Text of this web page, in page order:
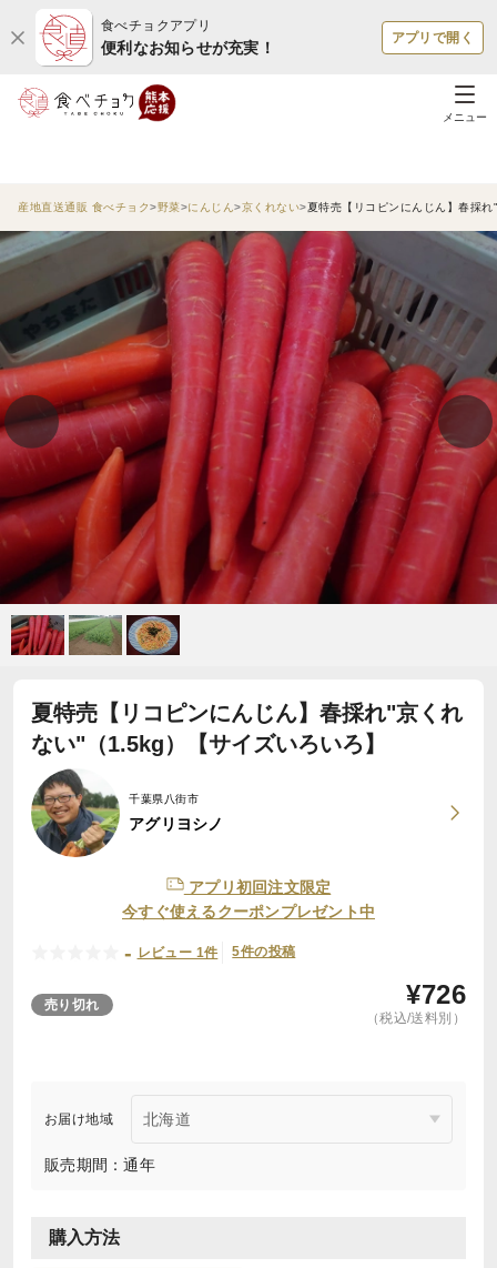
食べチョクアプリ
便利なお知らせが充実！
アプリで開く
メニュー
産地直送通販 食べチョク 野菜 にんじん 京くれない 夏特売【リコピンにんじん】春採
夏特売【リコピンにんじん】春採れ"京くれ
ない"（1.5kg）【サイズいろいろ】
千葉県八街市
アグリヨシノ
アプリ初回注文限定
今すぐ使えるクーポンプレゼント中
- レビュー 1件 5件の投稿
売り切れ ¥726
（税込/送料別）
お届け地域
販売期間：通年
購入方法